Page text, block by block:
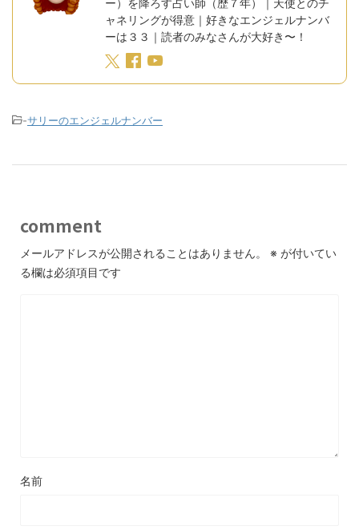
ー）を降ろす占い師（歴７年）｜天使とのチ
ャネリングが得意｜好きなエンジェルナンバ
ーは３３｜読者のみなさんが大好き〜！
-サリーのエンジェルナンバー
comment
メールアドレスが公開されることはありません。 ※ が付いてい
る欄は必須項目です
名前